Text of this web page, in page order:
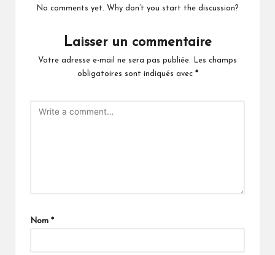
No comments yet. Why don’t you start the discussion?
Laisser un commentaire
Votre adresse e-mail ne sera pas publiée.
Les champs
obligatoires sont indiqués avec *
Nom *